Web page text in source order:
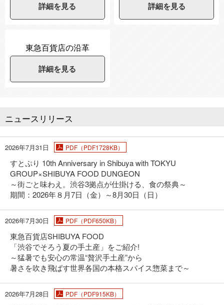
詳細を見る 詳細を見る
東急百貨店の沿革
詳細を見る
ニュースリリース
2026年7月31日 PDF（PDF1728KB）
すとぷり 10th Anniversary in Shibuya with TOKYU
GROUP×SHIBUYA FOOD DUNGEON
～街ごと味わえ。渋谷3拠点が仕掛ける、食の祭典～
期間：2026年８月7日（金）～8月30日（日）
2026年7月30日 PDF（PDF650KB）
東急百貨店SHIBUYA FOOD
「渋谷でそろう夏の手土産」をご紹介!
～猛暑でも安心の常温“贅沢手土産”から
暑さを吹き飛ばす世界各国の本格スパイス惣菜まで～
2026年7月28日 PDF（PDF915KB）